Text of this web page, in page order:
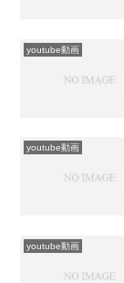
youtube動画
youtube動画
youtube動画